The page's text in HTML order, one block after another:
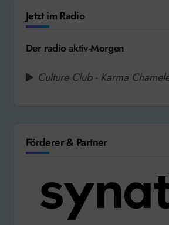
Jetzt im Radio
Der radio aktiv-Morgen
Culture Club - Karma
Förderer & Partner